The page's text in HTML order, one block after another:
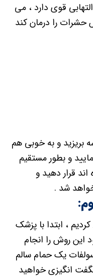
قوی دارد ، می
را درمان کند
بریزید و به خوبی هم
و بطور مستقیم
قرار دهید و
شد .
، ابتدا با پزشک
این روش را انجام
یک حمام سالم
انگیزی خواهید